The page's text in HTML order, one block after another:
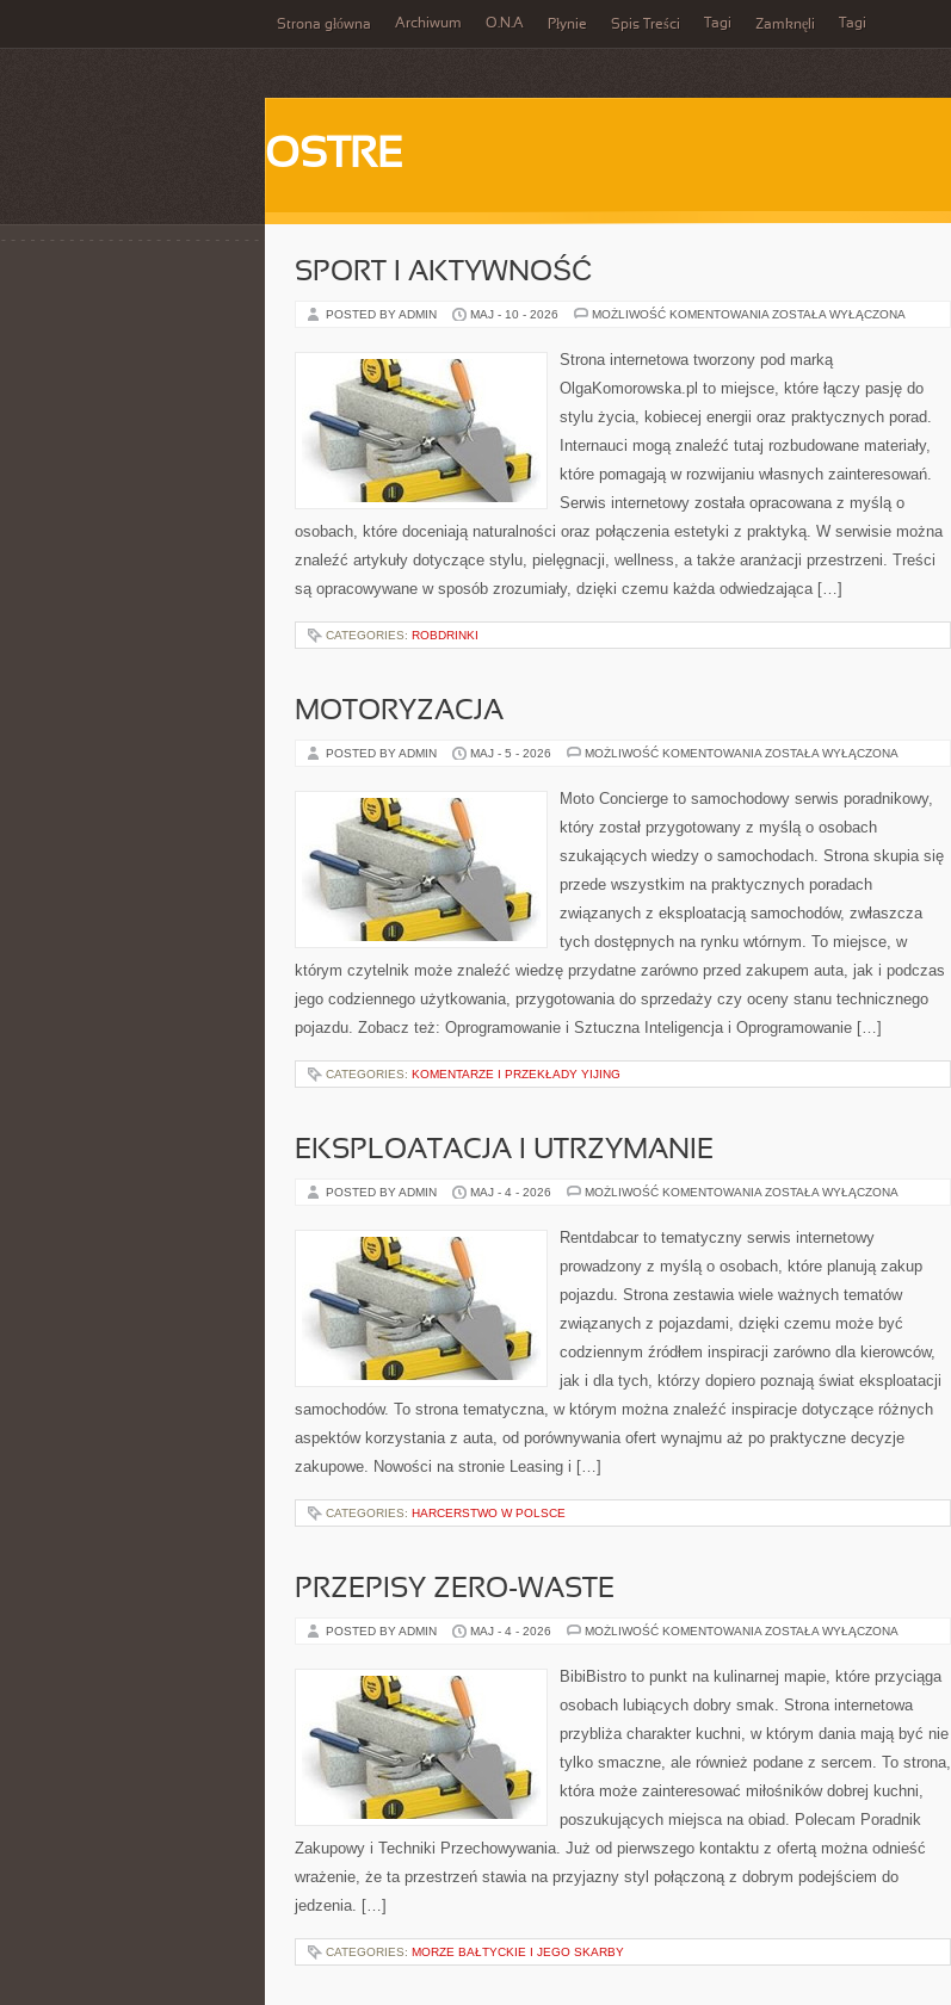
Strona główna Archiwum O.N.A Płynie Spis Treści Tagi Zamknęli Tagi
OSTRE
SPORT I AKTYWNOŚĆ
POSTED BY ADMIN MAJ - 10 - 2026 MOŻLIWOŚĆ KOMENTOWANIA SPORT
ZOSTAŁA WYŁĄCZONA
Strona internetowa tworzony pod marką
OlgaKomorowska.pl to miejsce, które łączy pasję do
stylu życia, kobiecej energii oraz praktycznych porad.
Internauci mogą znaleźć tutaj rozbudowane materiały,
które pomagają w rozwijaniu własnych zainteresowań.
Serwis internetowy została opracowana z myślą o
osobach, które doceniają naturalności oraz połączenia estetyki z praktyką. W serwisie można
znaleźć artykuły dotyczące stylu, pielęgnacji, wellness, a także aranżacji przestrzeni. Treści
są opracowywane w sposób zrozumiały, dzięki czemu każda odwiedzająca […]
CATEGORIES: ROBDRINKI
MOTORYZACJA
POSTED BY ADMIN MAJ - 5 - 2026 MOŻLIWOŚĆ KOMENTOWANIA MOTORYZACJA
ZOSTAŁA WYŁĄCZONA
Moto Concierge to samochodowy serwis poradnikowy,
który został przygotowany z myślą o osobach
szukających wiedzy o samochodach. Strona skupia się
przede wszystkim na praktycznych poradach
związanych z eksploatacją samochodów, zwłaszcza
tych dostępnych na rynku wtórnym. To miejsce, w
którym czytelnik może znaleźć wiedzę przydatne zarówno przed zakupem auta, jak i podczas
jego codziennego użytkowania, przygotowania do sprzedaży czy oceny stanu technicznego
pojazdu. Zobacz też: Oprogramowanie i Sztuczna Inteligencja i Oprogramowanie […]
CATEGORIES: KOMENTARZE I PRZEKŁADY YIJING
EKSPLOATACJA I UTRZYMANIE
POSTED BY ADMIN MAJ - 4 - 2026 MOŻLIWOŚĆ KOMENTOWANIA EKSPLOATACJA
ZOSTAŁA WYŁĄCZONA
Rentdabcar to tematyczny serwis internetowy
prowadzony z myślą o osobach, które planują zakup
pojazdu. Strona zestawia wiele ważnych tematów
związanych z pojazdami, dzięki czemu może być
codziennym źródłem inspiracji zarówno dla kierowców,
jak i dla tych, którzy dopiero poznają świat eksploatacji
samochodów. To strona tematyczna, w którym można znaleźć inspiracje dotyczące różnych
aspektów korzystania z auta, od porównywania ofert wynajmu aż po praktyczne decyzje
zakupowe. Nowości na stronie Leasing i […]
CATEGORIES: HARCERSTWO W POLSCE
PRZEPISY ZERO-WASTE
POSTED BY ADMIN MAJ - 4 - 2026 MOŻLIWOŚĆ KOMENTOWANIA PRZEPISY
ZOSTAŁA WYŁĄCZONA
BibiBistro to punkt na kulinarnej mapie, które przyciąga
osobach lubiących dobry smak. Strona internetowa
przybliża charakter kuchni, w którym dania mają być nie
tylko smaczne, ale również podane z sercem. To strona,
która może zainteresować miłośników dobrej kuchni,
poszukujących miejsca na obiad. Polecam Poradnik
Zakupowy i Techniki Przechowywania. Już od pierwszego kontaktu z ofertą można odnieść
wrażenie, że ta przestrzeń stawia na przyjazny styl połączoną z dobrym podejściem do
jedzenia. […]
CATEGORIES: MORZE BAŁTYCKIE I JEGO SKARBY